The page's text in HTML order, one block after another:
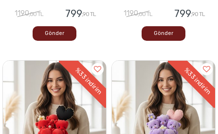
1190,00 TL 799,90 TL
Gönder
1190,00 TL 799,90 TL
Gönder
%33
indirim
%33
indirim